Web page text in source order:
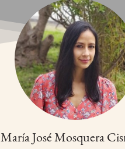
María José Mosquera